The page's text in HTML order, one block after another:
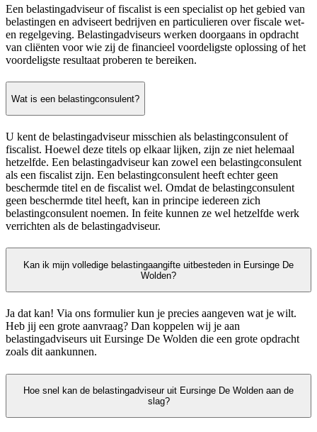
Een belastingadviseur of fiscalist is een specialist op het gebied van
belastingen en adviseert bedrijven en particulieren over fiscale wet-
en regelgeving. Belastingadviseurs werken doorgaans in opdracht
van cliënten voor wie zij de financieel voordeligste oplossing of het
voordeligste resultaat proberen te bereiken.
Wat is een belastingconsulent?
U kent de belastingadviseur misschien als belastingconsulent of
fiscalist. Hoewel deze titels op elkaar lijken, zijn ze niet helemaal
hetzelfde. Een belastingadviseur kan zowel een belastingconsulent
als een fiscalist zijn. Een belastingconsulent heeft echter geen
beschermde titel en de fiscalist wel. Omdat de belastingconsulent
geen beschermde titel heeft, kan in principe iedereen zich
belastingconsulent noemen. In feite kunnen ze wel hetzelfde werk
verrichten als de belastingadviseur.
Kan ik mijn volledige belastingaangifte uitbesteden in Eursinge De
Wolden?
Ja dat kan! Via ons formulier kun je precies aangeven wat je wilt.
Heb jij een grote aanvraag? Dan koppelen wij je aan
belastingadviseurs uit Eursinge De Wolden die een grote opdracht
zoals dit aankunnen.
Hoe snel kan de belastingadviseur uit Eursinge De Wolden aan de
slag?